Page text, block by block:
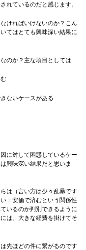
れているのだと感じます。
ければいけないのか？こん
てはとても興味深い結果に
のか？主な項目としては
ないケースがある
に対して困惑しているケー
興味深い結果だと思いま
は（言い方は少々乱暴です
＝安価で済むという関係性
いるのか判別できるように
は、大きな経費を掛けてそ
先ほどの件に繋がるのです